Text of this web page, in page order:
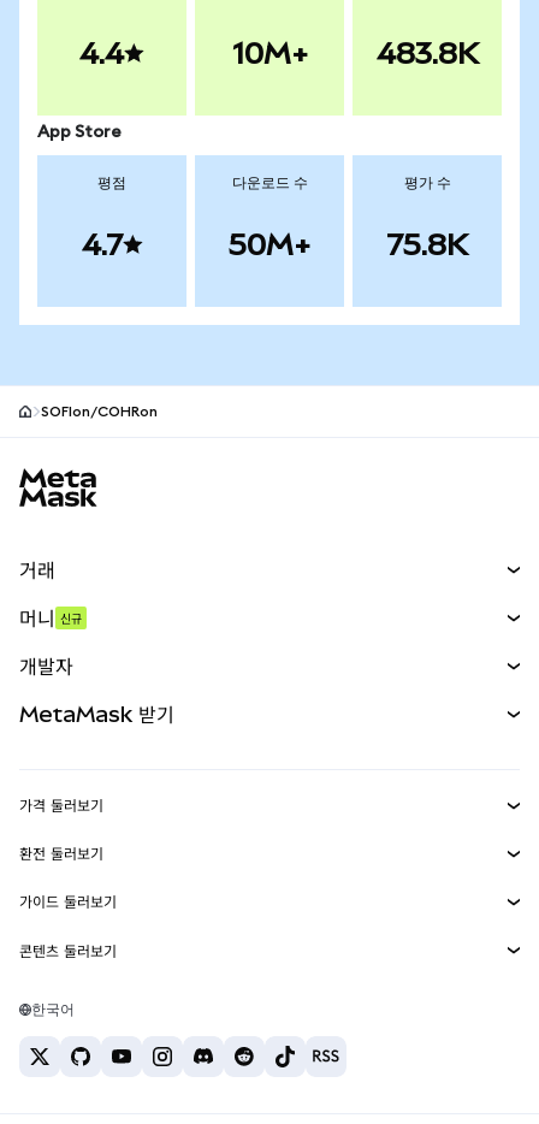
4.4 10M+ 483.8K
App Store
평점
4.7
다운로드 수
50M+
평가 수
75.8K
SOFIon/COHRon
거래
무기한 선물
실물자산
머니 신규
개발자
MetaMask Connect
Snaps
웹3 서비스
MetaMask 받기
보안
고객 지원
채용
가격 둘러보기
이더리움 가격
솔라나 가격
테더 가격
환전 둘러보기
ETH를 USD로 환전
USDT를 INR로 환전
BTC를 INR로 환전
ETH를 USDT로 환전
가이드 둘러보기
ETH 매수
USDT 매수
콘텐츠 둘러보기
솔라나 지갑
한국어